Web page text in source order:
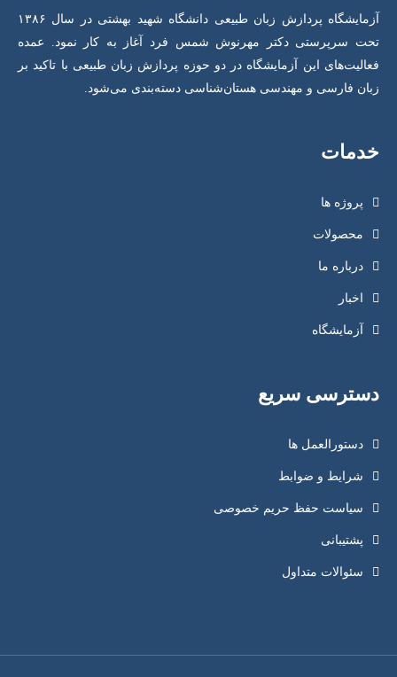
آزمایشگاه پردازش زبان طبیعی دانشگاه شهید بهشتی در سال ۱۳۸۶
تحت سرپرستی دکتر مهرنوش شمس فرد آغاز به کار نمود. عمده
فعالیت‌های این آزمایشگاه در دو حوزه پردازش زبان طبیعی با تاکید بر
زبان فارسی و مهندسی هستان‌شناسی دسته‌بندی می‌شود.
خدمات
پروژه ها
محصولات
درباره ما
اخبار
آزمایشگاه
دسترسی سریع
دستورالعمل ها
شرایط و ضوابط
سیاست حفظ حریم خصوصی
پشتیبانی
سئوالات متداول